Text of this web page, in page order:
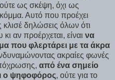
ως σκέψη, όχι ως
Αυτό που προέχει
κλισέ δηλώσεις όλων ότι
αν προέρχεται, είναι να
που φλερτάρει με τα άκρα
ακραίες φωνές
από ένα σημείο
ο ψηφοφόρος, ούτε για το